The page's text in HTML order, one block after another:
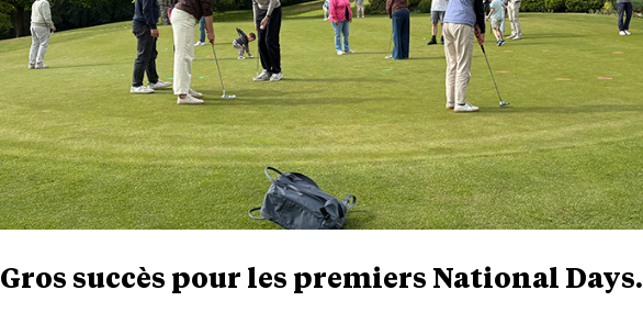
Gros succès pour les premiers National Days.